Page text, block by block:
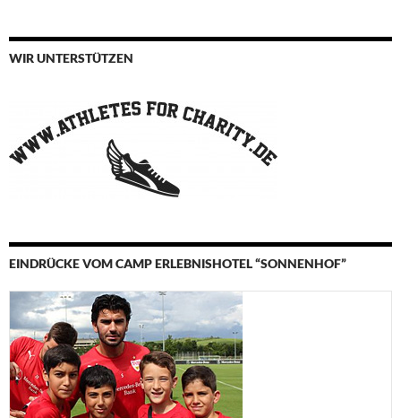
WIR UNTERSTÜTZEN
EINDRÜCKE VOM CAMP ERLEBNISHOTEL “SONNENHOF”